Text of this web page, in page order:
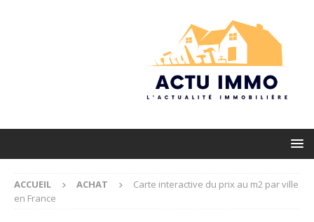
ACCUEIL ACHAT
Carte interactive du prix au m2 par ville
en France